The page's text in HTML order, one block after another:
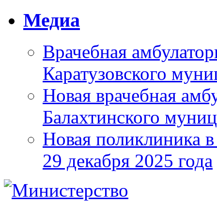
Медиа
Врачебная
Каратузовского
Новая врачебная
Балахтинского
Новая поликлиника
29 декабря 2025 года